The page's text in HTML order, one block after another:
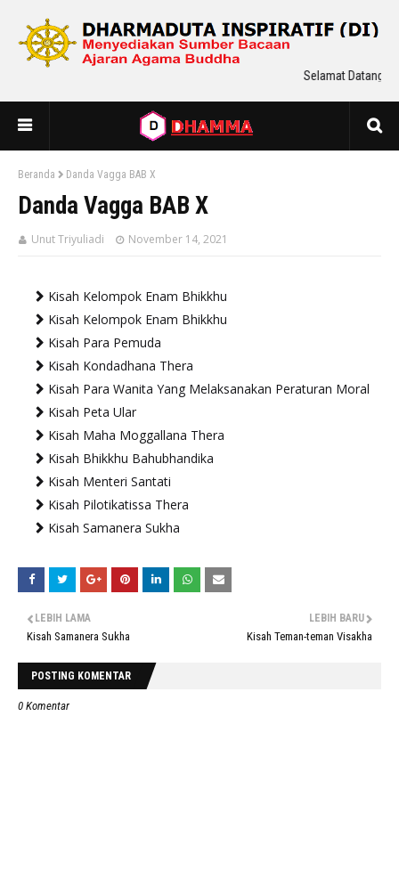
Selamat Datang
Beranda Danda Vagga BAB X
Danda Vagga BAB X
Unut Triyuliadi November 14, 2021
Kisah Kelompok Enam Bhikkhu
Kisah Kelompok Enam Bhikkhu
Kisah Para Pemuda
Kisah Kondadhana Thera
Kisah Para Wanita Yang Melaksanakan Peraturan Moral
Kisah Peta Ular
Kisah Maha Moggallana Thera
Kisah Bhikkhu Bahubhandika
Kisah Menteri Santati
Kisah Pilotikatissa Thera
Kisah Samanera Sukha
LEBIH BARU
Kisah Teman-teman Visakha
LEBIH LAMA
Kisah Samanera Sukha
POSTING KOMENTAR
0 Komentar